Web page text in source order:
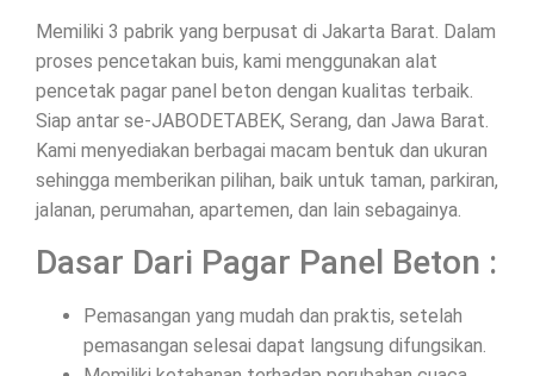
Memiliki 3 pabrik yang berpusat di Jakarta Barat. Dalam
proses pencetakan buis, kami menggunakan alat
pencetak pagar panel beton dengan kualitas terbaik.
Siap antar se-JABODETABEK, Serang, dan Jawa Barat.
Kami menyediakan berbagai macam bentuk dan ukuran
sehingga memberikan pilihan, baik untuk taman, parkiran,
jalanan, perumahan, apartemen, dan lain sebagainya.
Dasar Dari Pagar Panel Beton :
Pemasangan yang mudah dan praktis, setelah
pemasangan selesai dapat langsung difungsikan.